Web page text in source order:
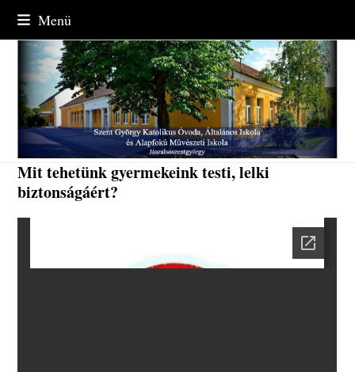
content
Menü
Mit tehetünk gyermekeink testi, lelki
biztonságáért?